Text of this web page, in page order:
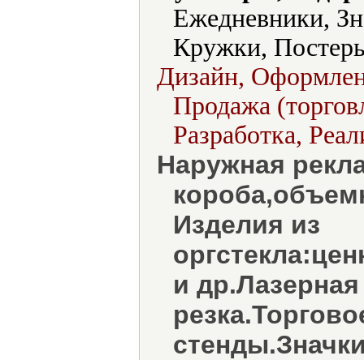
Ежедневники,
Кружки,
Дизайн,
Продажа
Разработка,
Наружная
Изделия из
и